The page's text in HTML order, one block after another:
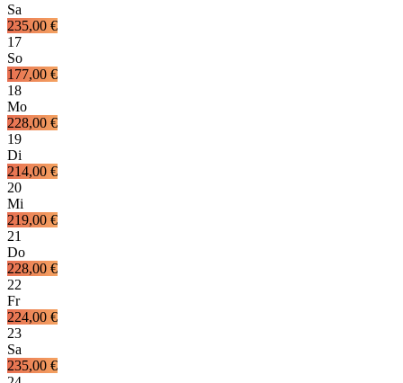
Sa
235,00 €
17
So
177,00 €
18
Mo
228,00 €
19
Di
214,00 €
20
Mi
219,00 €
21
Do
228,00 €
22
Fr
224,00 €
23
Sa
235,00 €